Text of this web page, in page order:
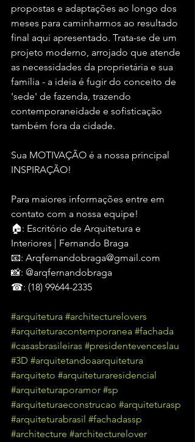
propostas e adaptações ao longo dos
meses para caminharmos ao resultado
final aqui apresentado. Trata-se de um
projeto moderno, arrojado que atende
as necessidades da proprietária e sua
família - a ideia é fugir do conceito de
'sede' de fazenda, trazendo
contemporaneidade e sofisticação
também fora da cidade.
Sua MOTIVAÇÃO é a nossa principal
INSPIRAÇÃO!
Para maiores informações entre em
contato com a nossa equipe!
🏠: Escritório de Arquitetura e
Interiores | Fernando Braga
📧: Arqfernandobraga@gmail.com
📸: @arqfernandobraga
☎: (18) 99644-2335
#arquitetura #architecturelovers
#arquiteturacontemporanea #fachada
#casasbrasileiras #presidentevenceslau
#3D #arquitetandoaarquitetura
#arquiteto #arquiteturaresidencial
#arquiteturaporamor #sp
#arquiteturaeconstrucao #arquiteturasp
#arquiteturabrasil #fachadassp
#architecture #architecturelover